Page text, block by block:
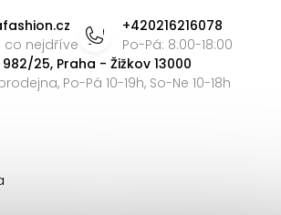
nejdříve
+420216216078
Po-Pá: 8:00-18:00
25, Praha - Žižkov 13000
Po-Pá 10-19h, So-Ne 10-18h